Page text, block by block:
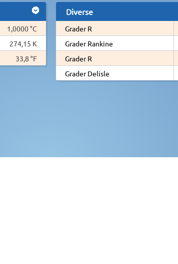
1,0000 °C
274,15 K
33,8 °F
Diverse
Grader R
Grader Rankine
Grader R
Grader Delisle